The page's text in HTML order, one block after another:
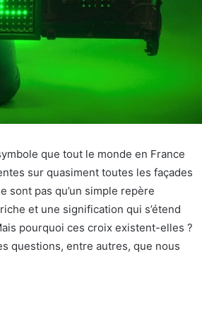
que tout le monde en France
sur quasiment toutes les façades
sont pas qu’un simple repère
et une signification qui s’étend
pourquoi ces croix existent-elles ?
questions, entre autres, que nous